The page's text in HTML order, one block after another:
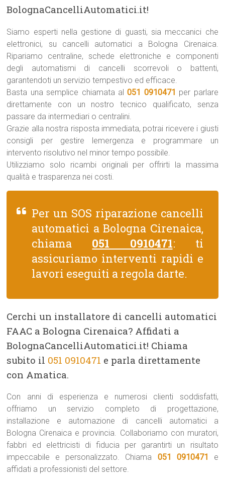
BolognaCancelliAutomatici.it!
Siamo esperti nella gestione di guasti, sia meccanici che
elettronici, su cancelli automatici a Bologna Cirenaica.
Ripariamo centraline, schede elettroniche e componenti
degli automatismi di cancelli scorrevoli o battenti,
garantendoti un servizio tempestivo ed efficace.
Basta una semplice chiamata al051 0910471 per parlare
direttamente con un nostro tecnico qualificato, senza
passare da intermediari o centralini.
Grazie alla nostra risposta immediata, potrai ricevere i giusti
consigli per gestire lemergenza e programmare un
intervento risolutivo nel minor tempo possibile.
Utilizziamo solo ricambi originali per offrirti la massima
qualità e trasparenza nei costi.
Per un SOS riparazione cancelli
automatici a Bologna Cirenaica,
chiama 051 0910471: ti
assicuriamo interventi rapidi e
lavori eseguiti a regola darte.
Cerchi un installatore di cancelli automatici
FAAC a Bologna Cirenaica? Affidati a
BolognaCancelliAutomatici.it! Chiama
subito il 051 0910471 e parla direttamente
con Amatica.
Con anni di esperienza e numerosi clienti soddisfatti,
offriamo un servizio completo di progettazione,
installazione e automazione di cancelli automatici a
Bologna Cirenaica e provincia. Collaboriamo con muratori,
fabbri ed elettricisti di fiducia per garantirti un risultato
impeccabile e personalizzato. Chiama 051 0910471 e
affidati a professionisti del settore.